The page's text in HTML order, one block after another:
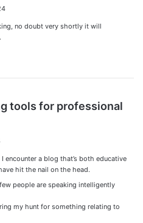
no doubt very shortly it will
tools for professional
encounter a blog that’s both educative
hit the nail on the head.
people are speaking intelligently
my hunt for something relating to